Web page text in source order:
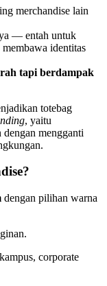
merchandise lain
— entah untuk
identitas
tapi berdampak
totebag
, yaitu
mengganti
dengan pilihan warna
corporate